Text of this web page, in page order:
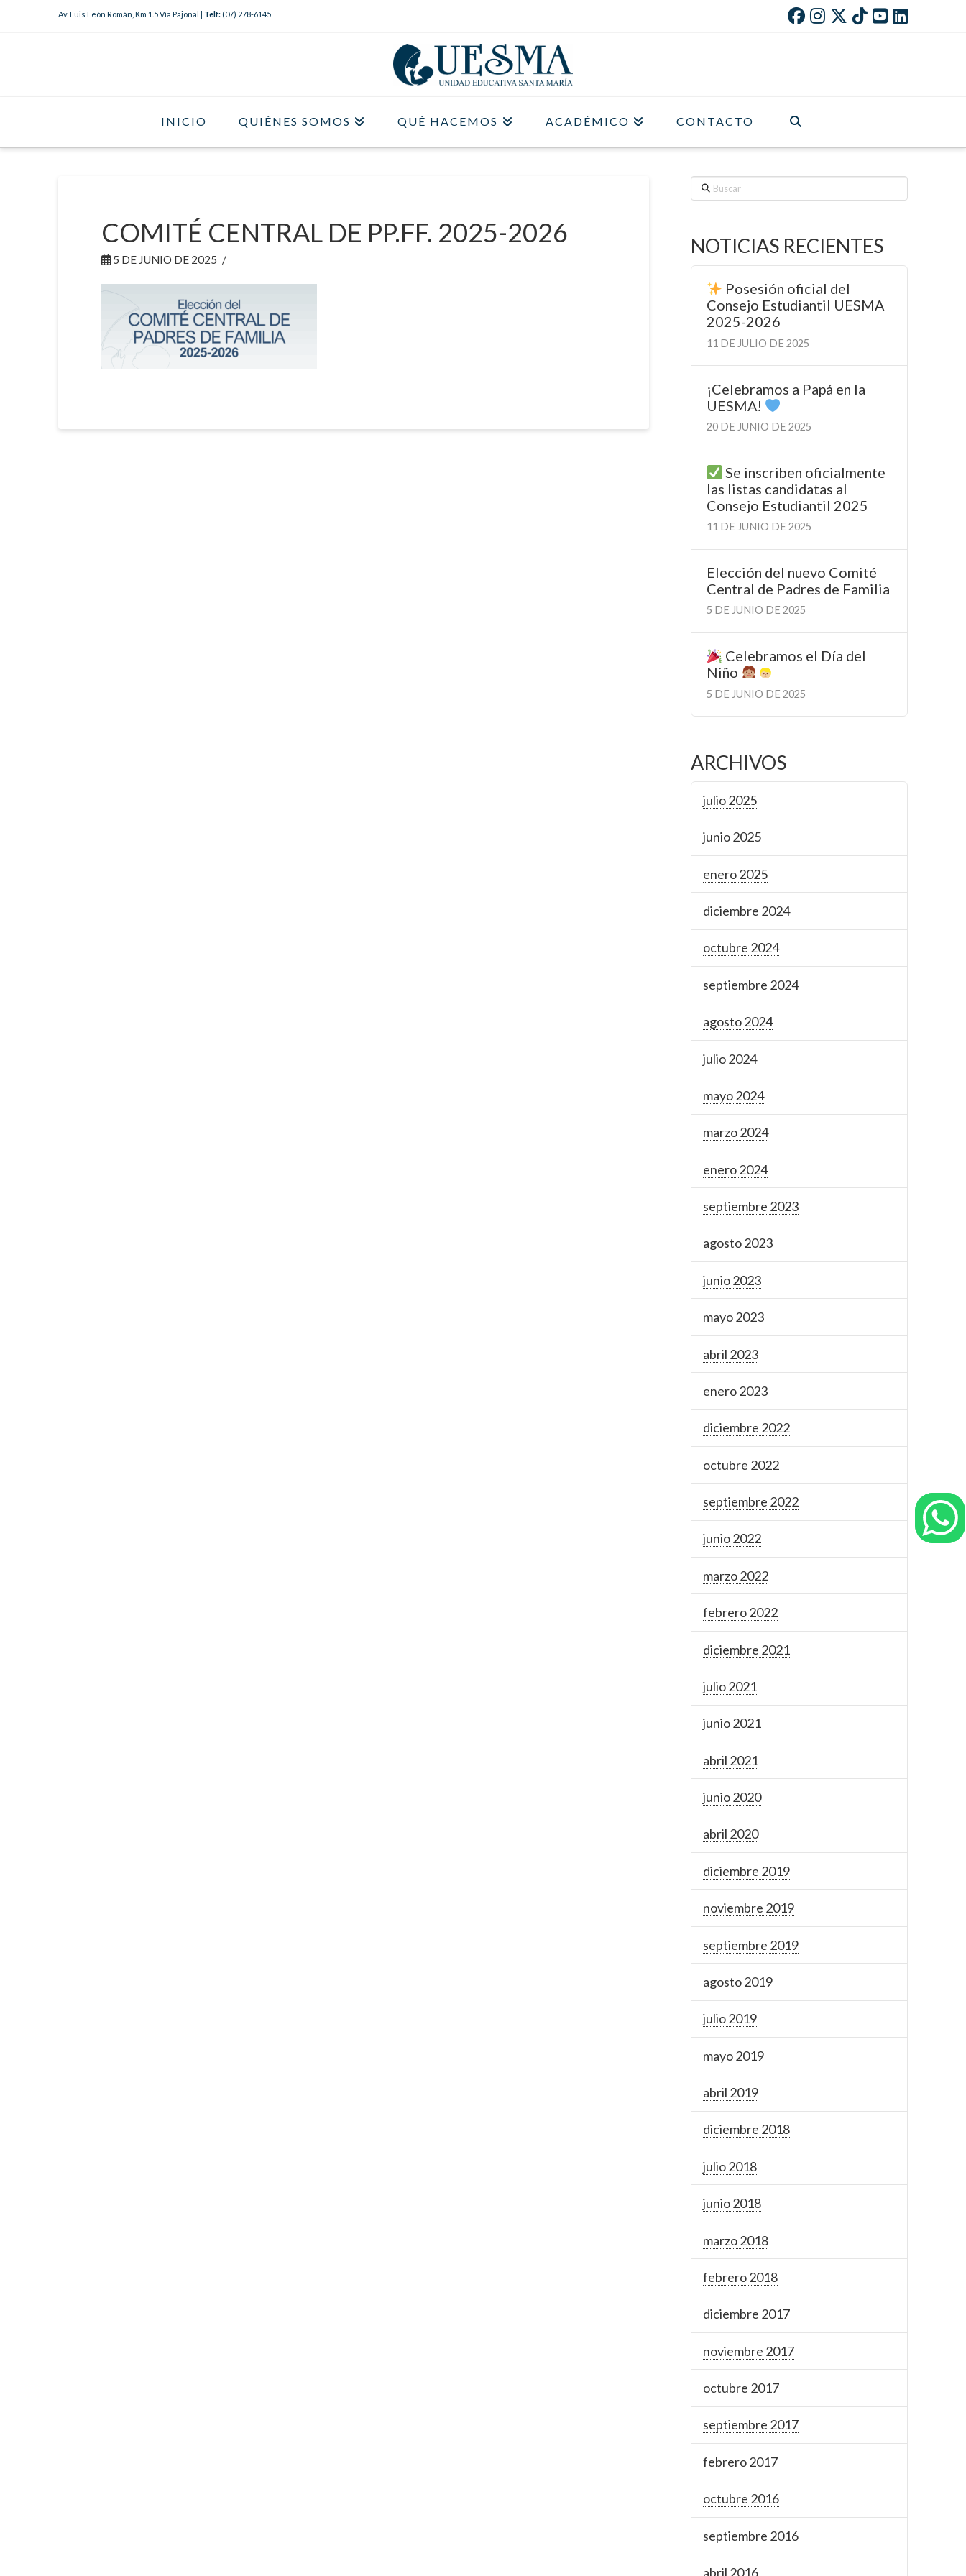
Av. Luis León Román, Km 1.5 Vía Pajonal | Telf: (07) 278-6145
INICIO QUIÉNES SOMOS QUÉ HACEMOS ACADÉMICO CONTACTO
COMITÉ CENTRAL DE PP.FF. 2025-2026
5 DE JUNIO DE 2025
Buscar
NOTICIAS RECIENTES
Posesión oficial del
Consejo Estudiantil UESMA
2025-2026
11 DE JULIO DE 2025
¡Celebramos a Papá en la
UESMA!
20 DE JUNIO DE 2025
Se inscriben oficialmente
las listas candidatas al
Consejo Estudiantil 2025
11 DE JUNIO DE 2025
Elección del nuevo Comité
Central de Padres de Familia
5 DE JUNIO DE 2025
Celebramos el Día del
Niño
5 DE JUNIO DE 2025
ARCHIVOS
julio 2025
junio 2025
enero 2025
diciembre 2024
octubre 2024
septiembre 2024
agosto 2024
julio 2024
mayo 2024
marzo 2024
enero 2024
septiembre 2023
agosto 2023
junio 2023
mayo 2023
abril 2023
enero 2023
diciembre 2022
octubre 2022
septiembre 2022
junio 2022
marzo 2022
febrero 2022
diciembre 2021
julio 2021
junio 2021
abril 2021
junio 2020
abril 2020
diciembre 2019
noviembre 2019
septiembre 2019
agosto 2019
julio 2019
mayo 2019
abril 2019
diciembre 2018
julio 2018
junio 2018
marzo 2018
febrero 2018
diciembre 2017
noviembre 2017
octubre 2017
septiembre 2017
febrero 2017
octubre 2016
septiembre 2016
abril 2016